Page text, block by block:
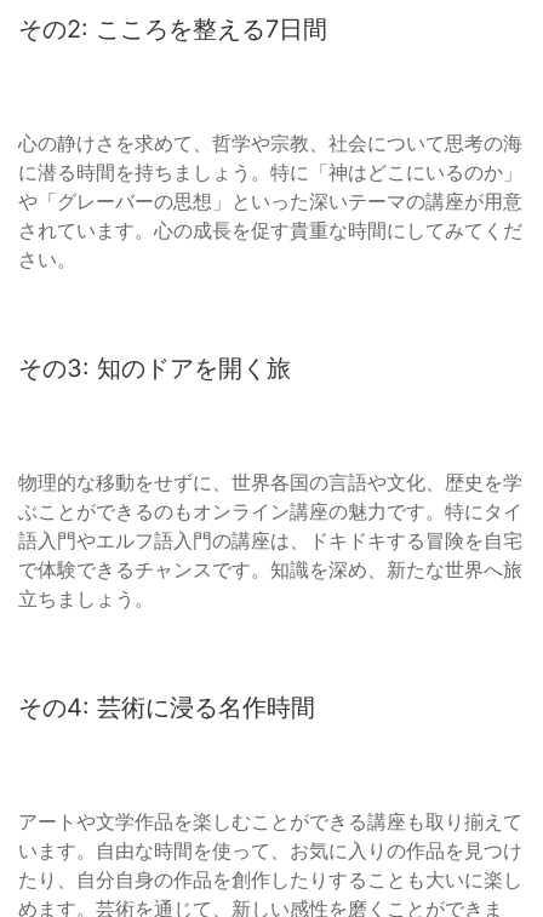
その2: こころを整える7日間
心の静けさを求めて、哲学や宗教、社会について思考の海
に潜る時間を持ちましょう。特に「神はどこにいるのか」
や「グレーバーの思想」といった深いテーマの講座が用意
されています。心の成長を促す貴重な時間にしてみてくだ
さい。
その3: 知のドアを開く旅
物理的な移動をせずに、世界各国の言語や文化、歴史を学
ぶことができるのもオンライン講座の魅力です。特にタイ
語入門やエルフ語入門の講座は、ドキドキする冒険を自宅
で体験できるチャンスです。知識を深め、新たな世界へ旅
立ちましょう。
その4: 芸術に浸る名作時間
アートや文学作品を楽しむことができる講座も取り揃えて
います。自由な時間を使って、お気に入りの作品を見つけ
たり、自分自身の作品を創作したりすることも大いに楽し
めます。芸術を通じて、新しい感性を磨くことができま